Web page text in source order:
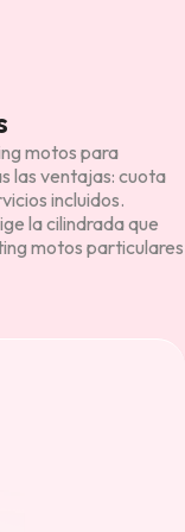
motos para
las ventajas: cuota
incluidos.
la cilindrada que
motos particulares